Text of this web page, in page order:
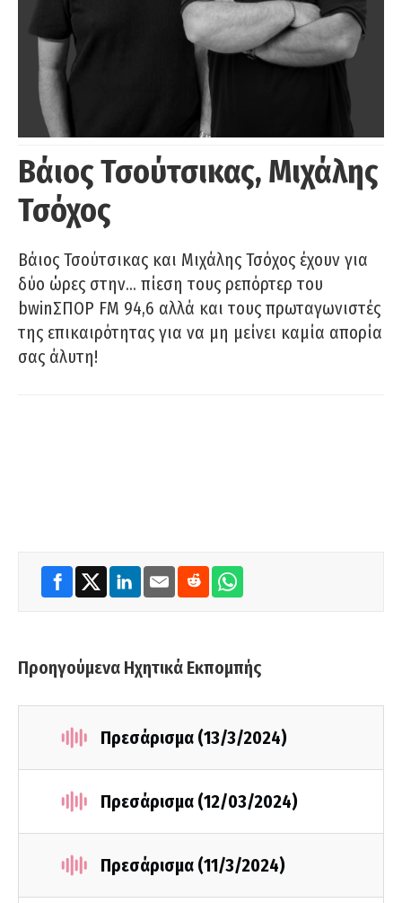
Βάιος Τσούτσικας, Μιχάλης
Τσόχος
Βάιος Τσούτσικας και Μιχάλης Τσόχος έχουν για
δύο ώρες στην… πίεση τους ρεπόρτερ του
bwinΣΠΟΡ FM 94,6 αλλά και τους πρωταγωνιστές
της επικαιρότητας για να μη μείνει καμία απορία
σας άλυτη!
Προηγούμενα Ηχητικά Εκπομπής
Πρεσάρισμα (13/3/2024)
Πρεσάρισμα (12/03/2024)
Πρεσάρισμα (11/3/2024)